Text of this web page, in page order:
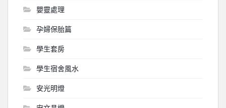
嬰靈處理
孕婦保胎篇
學生套房
學生宿舍風水
安光明燈